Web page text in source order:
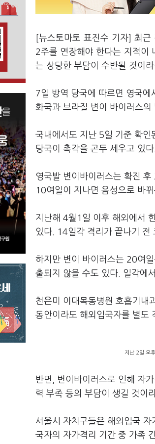
[뉴스토마토 표진수 기자] 최
2주를 연장해야 한다는 지적이
는 상당한 부담이 수반될 것이
7일 방역 당국에 따르면 영국
화국과 브라질 변이 바이러스의
국내에서도 지난 5일 기준 확
당국이 촉각을 곤두 세우고 있다.
영국발 변이바이러스는 확진
10여일이 지나면 음성으로 바
지난해 4월1일 이후 해외에서
있다. 14일각 격리가 끝나기 전
하지만 변이 바이러스는 20여
출되지 않을 수도 있다. 일각에
천은미 이대목동병원 호흡기내
동안이라도 해외입국자를 별도
지난 2일 오
반면, 변이바이러스로 인해 자
력 부족 등의 부담이 생길 것이
서울시 자치구들은 해외입국
국자의 자가격리 기간 중 가족